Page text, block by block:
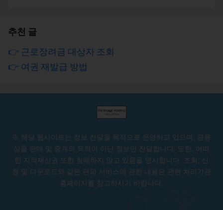
추천 글
👉 근로장려금 대상자 조회
👉 여권 재발급 방법
※ 해당 웹사이트는 정보 전달을 목적으로 운영하고 있으며, 금융
상품 판매 및 중개의 목적이 아닌 정보만 전달합니다. 또한, 어떠
한 지적재산권 또한 침해하지 않고 있음을 명시합니다. 조회, 신
청 및 다운로드와 같은 편의 서비스에 관한 내용은 관련 처리기관
홈페이지를 참고하시기 바랍니다.